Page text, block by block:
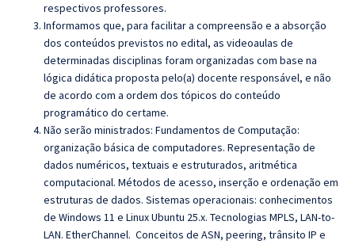
respectivos professores.
Informamos que, para facilitar a compreensão e a absorção
dos conteúdos previstos no edital, as videoaulas de
determinadas disciplinas foram organizadas com base na
lógica didática proposta pelo(a) docente responsável, e não
de acordo com a ordem dos tópicos do conteúdo
programático do certame.
Não serão ministrados: Fundamentos de Computação:
organização básica de computadores. Representação de
dados numéricos, textuais e estruturados, aritmética
computacional. Métodos de acesso, inserção e ordenação em
estruturas de dados. Sistemas operacionais: conhecimentos
de Windows 11 e Linux Ubuntu 25.x. Tecnologias MPLS, LAN-to-
LAN. EtherChannel. Conceitos de ASN, peering, trânsito IP e